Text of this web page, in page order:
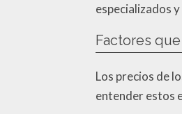
especializados
Factores
Los precios de
entender estos